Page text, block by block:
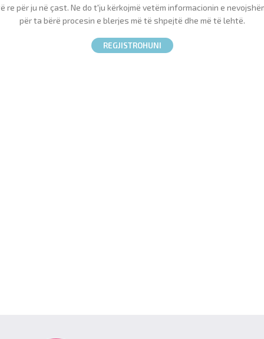
re për ju në çast. Ne do t'ju kërkojmë vetëm informacionin e
për ta bërë procesin e blerjes më të shpejtë dhe më të lehtë.
REGJISTROHUNI